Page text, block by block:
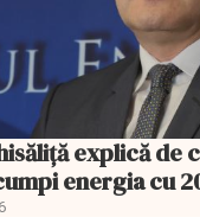
explică de
energia cu